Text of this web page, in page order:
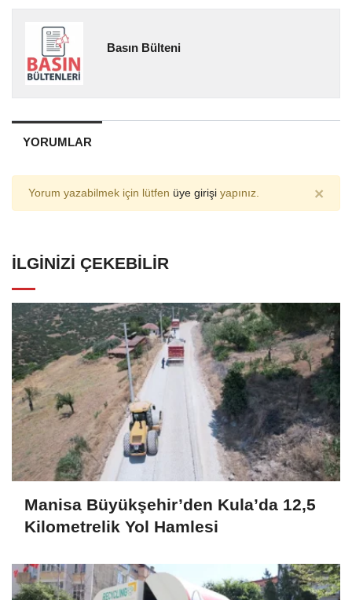
Basın Bülteni
YORUMLAR
Yorum yazabilmek için lütfen üye girişi yapınız. ×
İLGINIZI ÇEKEBILIR
Manisa Büyükşehir’den Kula’da 12,5
Kilometrelik Yol Hamlesi